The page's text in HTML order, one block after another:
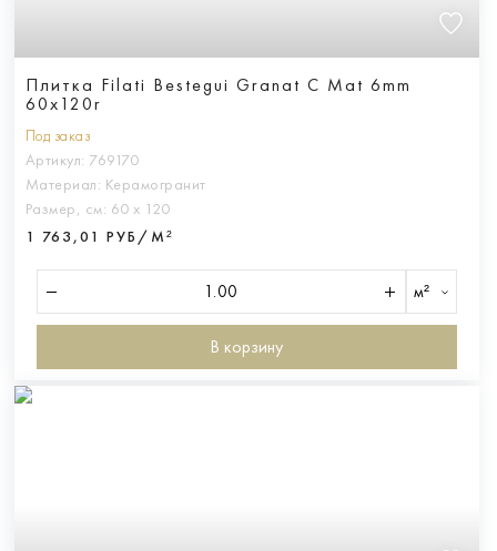
Плитка Filati Bestegui Granat C Mat 6mm
60x120r
Под заказ
Артикул: 769170
Материал: Керамогранит
Размер, см: 60 х 120
1 763,01 РУБ/М²
м²
В корзину